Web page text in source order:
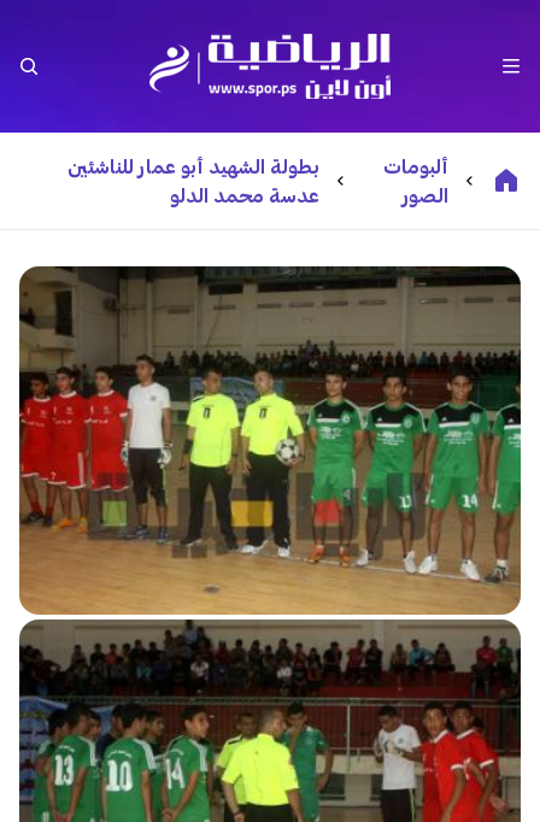
ألبومات
الصور
بطولة الشهيد أبو عمار للناشئين
عدسة محمد الدلو